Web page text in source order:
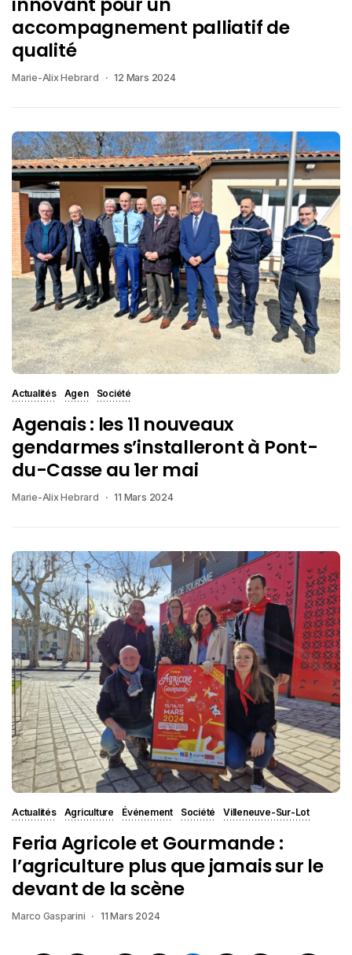
accompagnement palliatif de
qualité
Marie-Alix Hebrard 12 Mars 2024
Actualités Agen Société
Agenais : les 11 nouveaux
gendarmes s’installeront à Pont-
du-Casse au 1er mai
Marie-Alix Hebrard 11 Mars 2024
Actualités Agriculture Événement Société Villeneuve-Sur-Lot
Feria Agricole et Gourmande :
l’agriculture plus que jamais sur le
devant de la scène
Marco Gasparini 11 Mars 2024